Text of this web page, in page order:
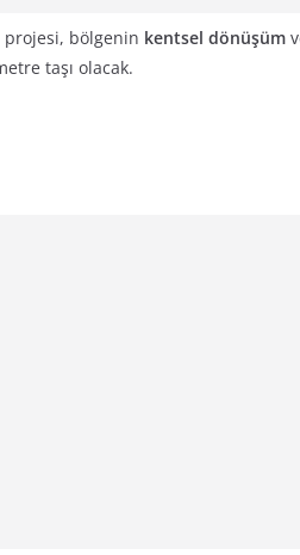
projesi, bölgenin kentsel dönüşüm
taşı olacak.